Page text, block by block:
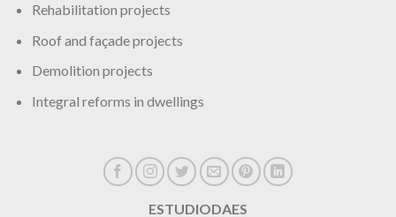
Rehabilitation projects
Roof and façade projects
Demolition projects
Integral reforms in dwellings
ESTUDIODAES